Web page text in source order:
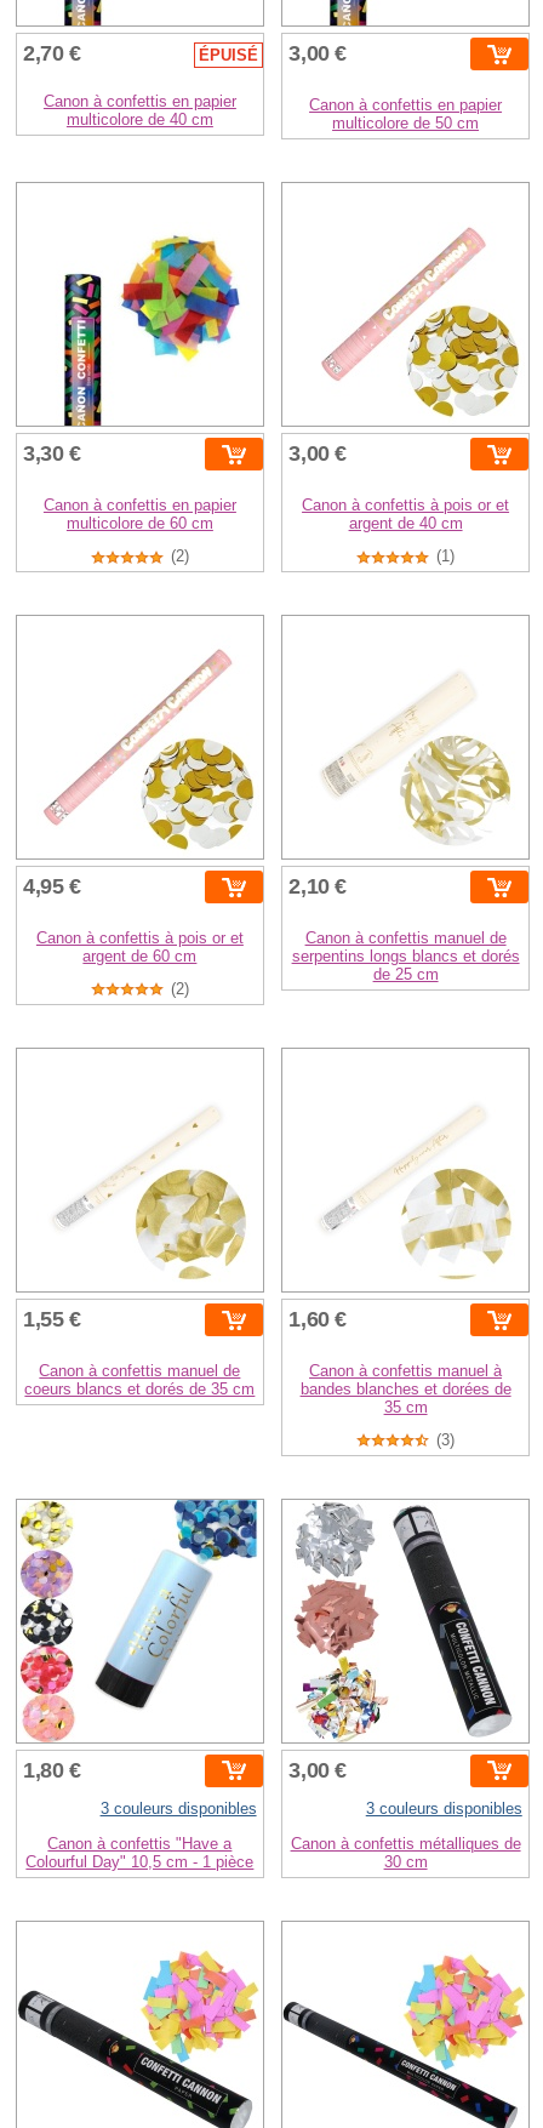
2,70 € ÉPUISÉ
Canon à confettis en papier
multicolore de 40 cm
3,00 €
Canon à confettis en papier
multicolore de 50 cm
3,30 €
Canon à confettis en papier
multicolore de 60 cm
(2)
3,00 €
Canon à confettis à pois or et
argent de 40 cm
(1)
4,95 €
Canon à confettis à pois or et
argent de 60 cm
(2)
2,10 €
Canon à confettis manuel de
serpentins longs blancs et dorés
de 25 cm
1,55 €
Canon à confettis manuel de
coeurs blancs et dorés de 35 cm
1,60 €
Canon à confettis manuel à
bandes blanches et dorées de
35 cm
(3)
1,80 €
3 couleurs disponibles
Canon à confettis "Have a
Colourful Day" 10,5 cm - 1 pièce
3,00 €
3 couleurs disponibles
Canon à confettis métalliques de
30 cm